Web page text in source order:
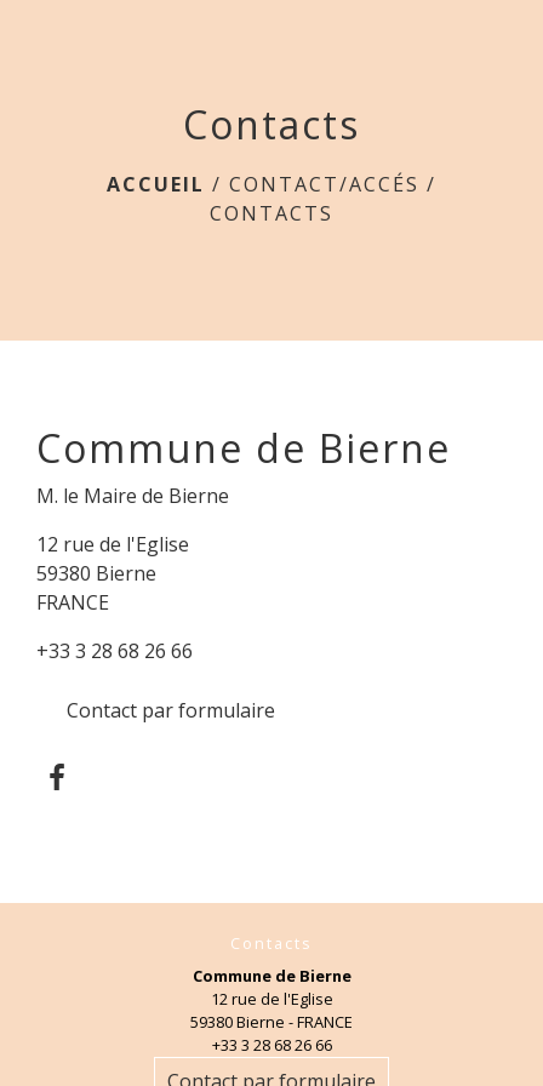
Contacts
ACCUEIL / CONTACT/ACCÉS /
CONTACTS
Commune de Bierne
M. le Maire de Bierne
12 rue de l'Eglise
59380 Bierne
FRANCE
+33 3 28 68 26 66
Contact par formulaire
Contacts
Commune de Bierne
12 rue de l'Eglise
59380 Bierne - FRANCE
+33 3 28 68 26 66